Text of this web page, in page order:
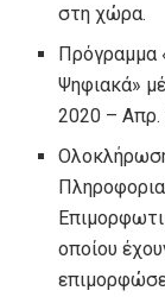
στη χώρα.
Πρόγραμμα
Ψηφιακά»
2020 – Απρ.
οποίου